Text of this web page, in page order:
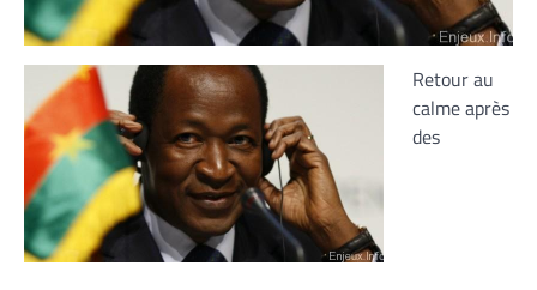
Retour au
calme après
des